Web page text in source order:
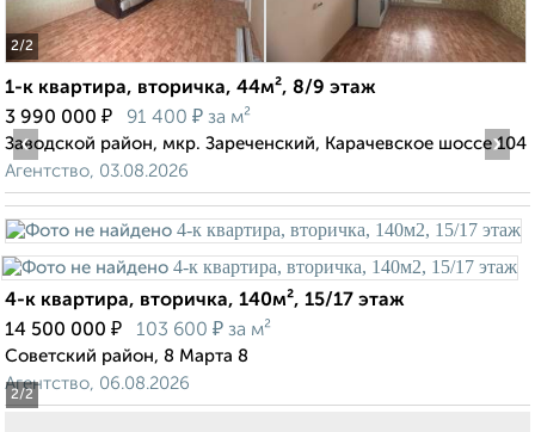
2/2
1-к квартира, вторичка, 44м², 8/9 этаж
3 990 000 ₽ 91 400 ₽ за м²
Заводской район, мкр. Зареченский, Карачевское шоссе 104
Агентство, 03.08.2026
2/2
‹ ›
4-к квартира, вторичка, 140м², 15/17 этаж
14 500 000 ₽ 103 600 ₽ за м²
Советский район, 8 Марта 8
Агентство, 06.08.2026